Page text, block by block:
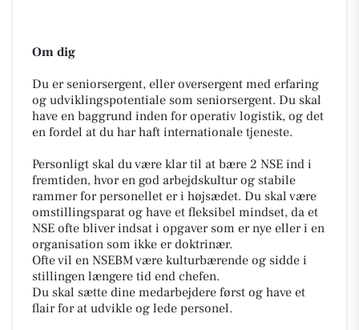
Om dig
Du er seniorsergent, eller oversergent med erfaring
og udviklingspotentiale som seniorsergent. Du skal
have en baggrund inden for operativ logistik, og det
en fordel at du har haft internationale tjeneste.
Personligt skal du være klar til at bære 2 NSE ind i
fremtiden, hvor en god arbejdskultur og stabile
rammer for personellet er i højsædet. Du skal være
omstillingsparat og have et fleksibel mindset, da et
NSE ofte bliver indsat i opgaver som er nye eller i en
organisation som ikke er doktrinær.
Ofte vil en NSEBM være kulturbærende og sidde i
stillingen længere tid end chefen.
Du skal sætte dine medarbejdere først og have et
flair for at udvikle og lede personel.